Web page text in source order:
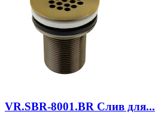
VR.SBR-8001.BR Слив для...